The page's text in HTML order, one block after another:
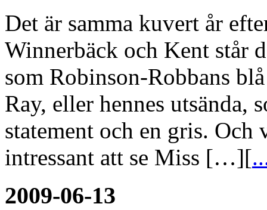
Det är samma kuvert år
Winnerbäck och Kent står
som Robinson-Robbans
Ray, eller hennes utsända,
statement och en gris.
intressant att se Miss […][
2009-06-13